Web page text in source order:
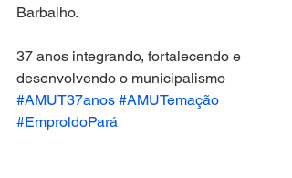
Barbalho.
37 anos integrando, fortalecendo e
desenvolvendo o municipalismo
#AMUT37anos #AMUTemação
#EmproldoPará